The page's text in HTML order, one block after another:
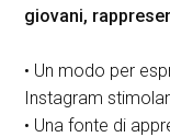
giovani,
• Un modo per
Instagram
• Una fonte di